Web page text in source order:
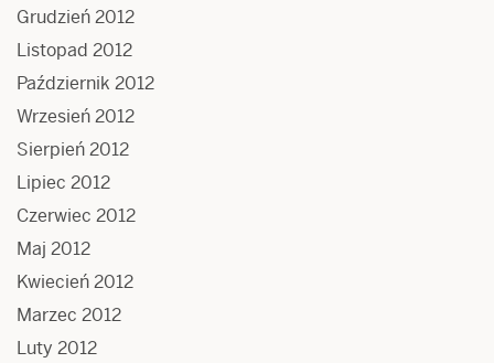
Grudzień 2012
Listopad 2012
Październik 2012
Wrzesień 2012
Sierpień 2012
Lipiec 2012
Czerwiec 2012
Maj 2012
Kwiecień 2012
Marzec 2012
Luty 2012